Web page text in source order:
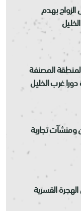
بهدم
المصنفة
غرب الخليل
تجارية
على الهجرة القسرية